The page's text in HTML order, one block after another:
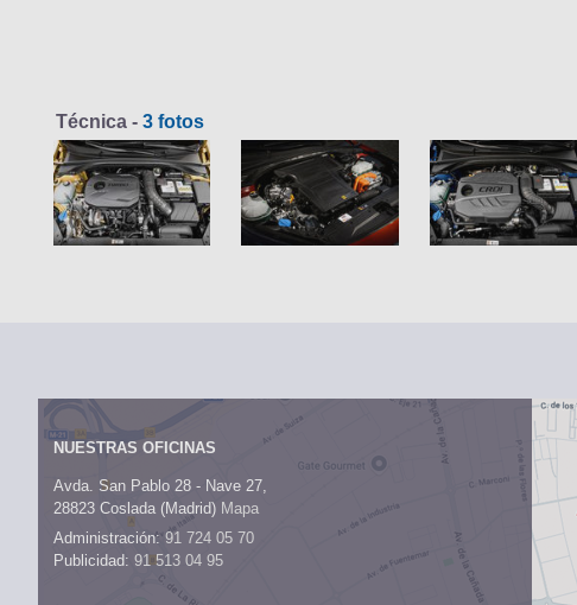
Técnica - 3 fotos
NUESTRAS OFICINAS
Avda. San Pablo 28 - Nave 27,
28823 Coslada (Madrid) Mapa
Administración:91 724 05 70
Publicidad: 91 513 04 95